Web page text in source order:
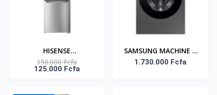
HISENSE
RÉFRIGÉRATEUR
COMBINÉ 165 LITRES –
150.000 Fcfa
125.000 Fcfa
SAMSUNG MACHINE A
LAVER 25KG SECHAGE
1.730.000 Fcfa